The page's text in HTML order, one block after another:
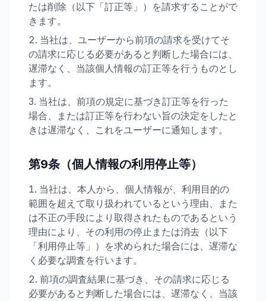
たは削除（以下「訂正等」）を請求することがで
きます。
当社は、ユーザーから前項の請求を受けてそ
の請求に応じる必要があると判断した場合には、
遅滞なく、当該個人情報の訂正等を行うものとし
ます。
当社は、前項の規定に基づき訂正等を行った
場合、または訂正等を行わない旨の決定をしたと
きは遅滞なく、これをユーザーに通知します。
第9条（個人情報の利用停止等）
当社は、本人から、個人情報が、利用目的の
範囲を超えて取り扱われているという理由、また
は不正の手段により取得されたものであるという
理由により、その利用の停止または消去（以下
「利用停止等」）を求められた場合には、遅滞な
く必要な調査を行います。
前項の調査結果に基づき、その請求に応じる
必要があると判断した場合には、遅滞なく、当該